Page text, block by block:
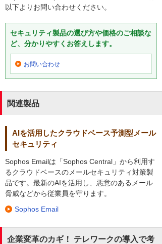
以下よりお問い合わせください。
セキュリティ製品の選び方や価格のご相談な
ど、分かりやすくお答えします。
お問い合わせ
関連製品
AIを活用したクラウドベース予測型メール
セキュリティ
Sophos Emailは「Sophos Central」から利用す
るクラウドベースのメールセキュリティ対策製
品です。最新のAIを活用し、悪意のあるメール
脅威などから従業員を守ります。
Sophos Email
企業変革のカギ！ テレワークの導入で考